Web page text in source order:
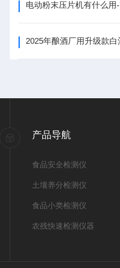
产品导航
食品安全检测仪
土壤养分检测仪
食品小类检测仪
农残快速检测仪器